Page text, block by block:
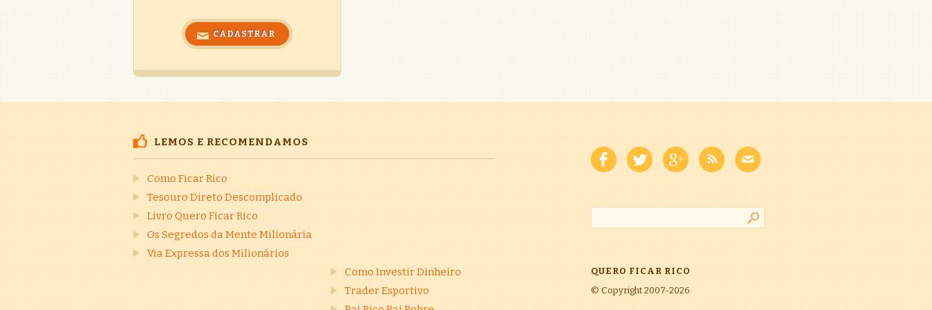
LEMOS E RECOMENDAMOS
Como Ficar Rico
Tesouro Direto Descomplicado
Livro Quero Ficar Rico
Os Segredos da Mente Milionária
Via Expressa dos Milionários
Como Investir Dinheiro
Trader Esportivo
QUERO FICAR RICO
© Copyright 2007-2026